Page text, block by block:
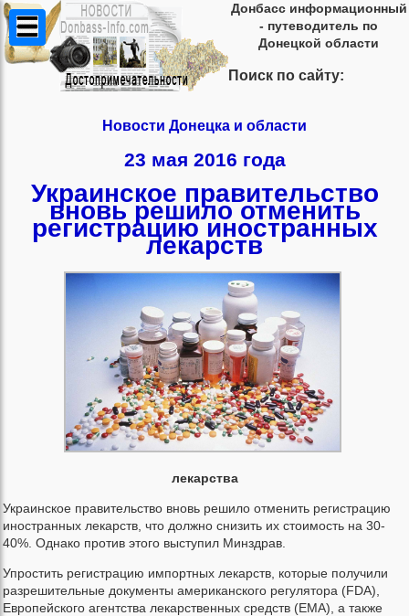
Донбасс информационный
- путеводитель по
Донецкой области
Поиск по сайту:
Новости Донецка и области
23 мая 2016 года
Украинское правительство
вновь решило отменить
регистрацию иностранных
лекарств
лекарства
Украинское правительство вновь решило отменить регистрацию
иностранных лекарств, что должно снизить их стоимость на 30-
40%. Однако против этого выступил Минздрав.
Упростить регистрацию импортных лекарств, которые получили
разрешительные документы американского регулятора (FDA),
Европейского агентства лекарственных средств (EMA), а также